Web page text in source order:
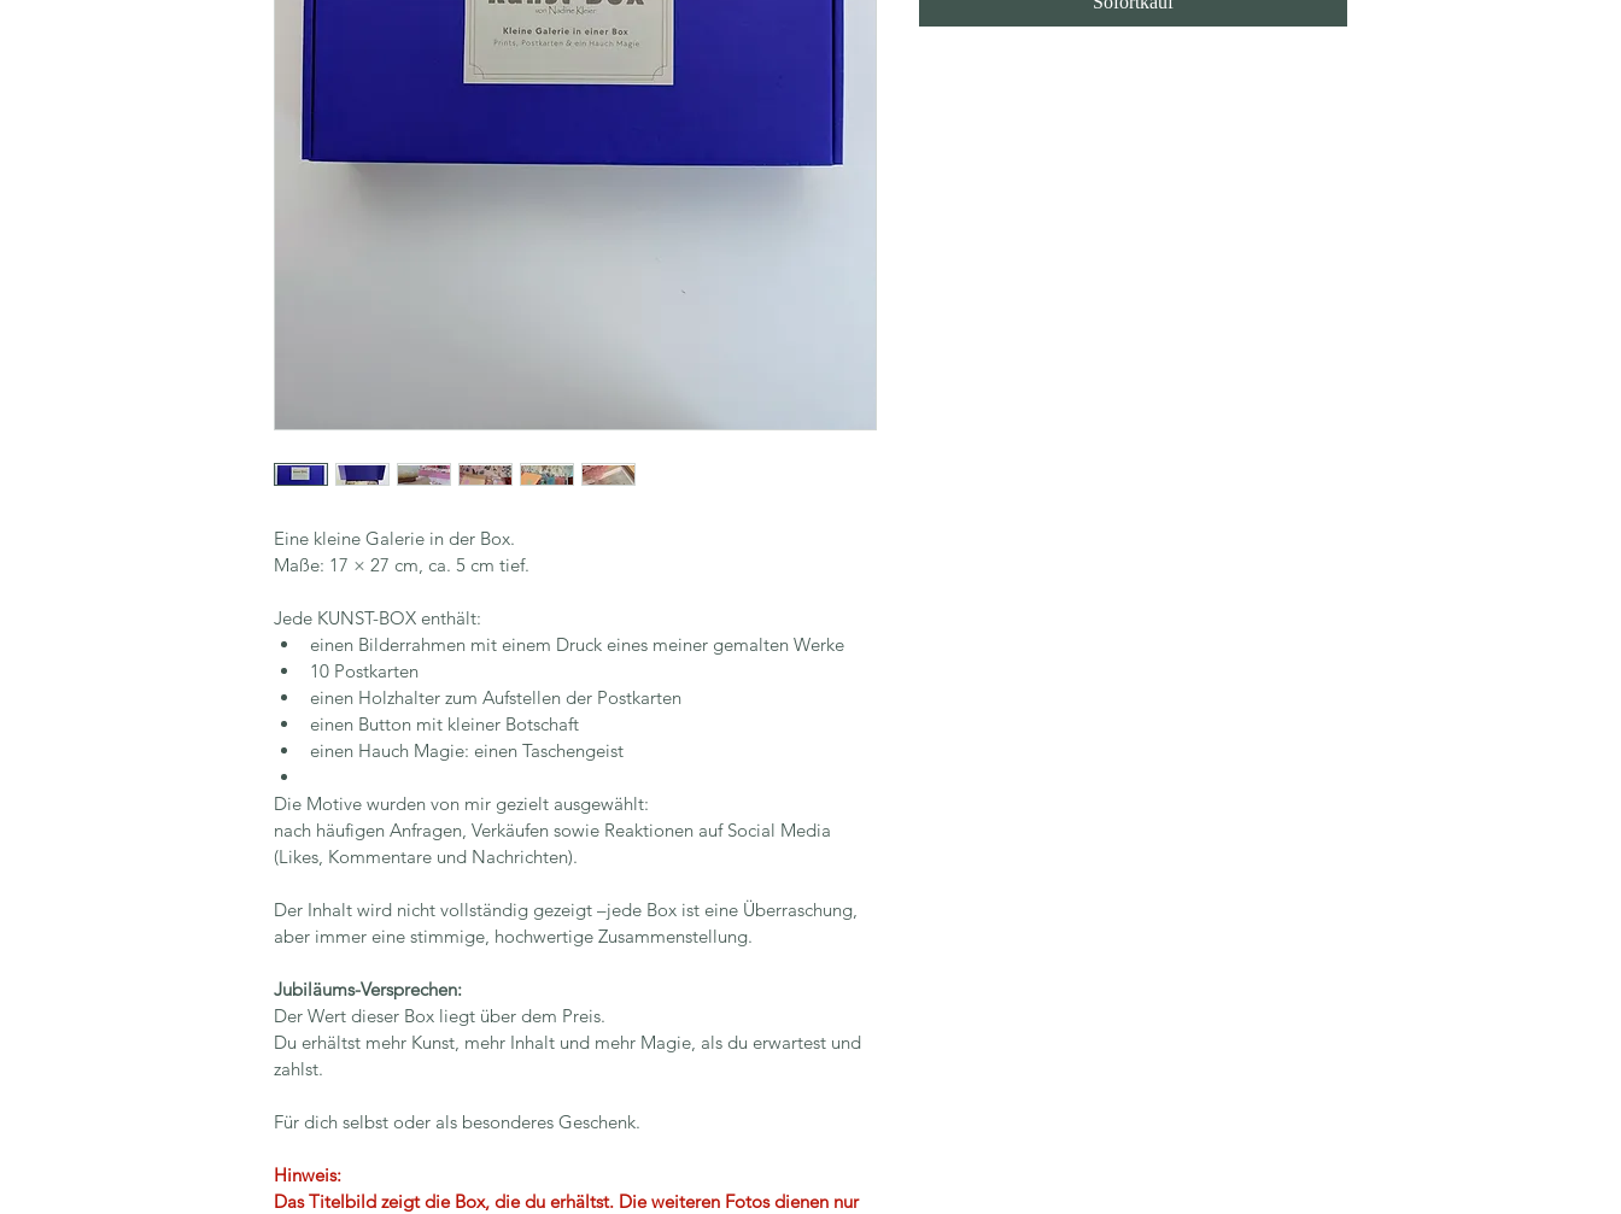
Eine kleine Galerie in der Box.
Maße: 17 × 27 cm, ca. 5 cm tief.
Jede KUNST-BOX enthält:
einen Bilderrahmen mit einem Druck eines meiner gemalten Werke
10 Postkarten
einen Holzhalter zum Aufstellen der Postkarten
einen Button mit kleiner Botschaft
einen Hauch Magie: einen Taschengeist
Die Motive wurden von mir gezielt ausgewählt:
nach häufigen Anfragen, Verkäufen sowie Reaktionen auf Social Media
(Likes, Kommentare und Nachrichten).
Der Inhalt wird nicht vollständig gezeigt –jede Box ist eine Überraschung,
aber immer eine stimmige, hochwertige Zusammenstellung.
Jubiläums-Versprechen:
Der Wert dieser Box liegt über dem Preis.
Du erhältst mehr Kunst, mehr Inhalt und mehr Magie, als du erwartest und
zahlst.
Für dich selbst oder als besonderes Geschenk.
Hinweis:
Das Titelbild zeigt die Box, die du erhältst. Die weiteren Fotos dienen nur